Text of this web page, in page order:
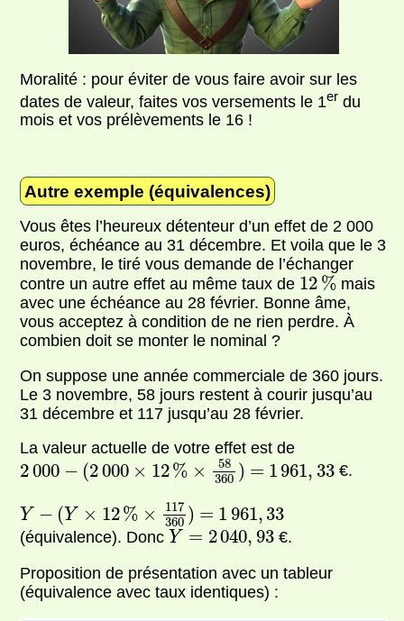
Moralité : pour éviter de vous faire avoir sur les
dates de valeur, faites vos versements le 1er du
mois et vos prélèvements le 16 !
Autre exemple (équivalences)
Vous êtes l’heureux détenteur d’un effet de 2 000
euros, échéance au 31 décembre. Et voila que le 3
novembre, le tiré vous demande de l’échanger
contre un autre effet au même taux de 12 %
12%mais
avec une échéance au 28 février. Bonne âme,
vous acceptez à condition de ne rien perdre. À
combien doit se monter le nominal ?
On suppose une année commerciale de 360 jours.
Le 3 novembre, 58 jours restent à courir jusqu’au
31 décembre et 117 jusqu’au 28 février.
La valeur actuelle de votre effet est de
2000 − (2000 × 12% ×
58
360 )
2000−(2000×12% ×58360)
=
= 1 961, 33
1 961 33€.
Y − (Y × 12% ×
117
360 )
Y− Y×12 % 117 360 )
=
= 1 961, 33
1 961 ,33
(équivalence). Donc Y = 2040, 93
Y= 040,93
€.
Proposition de présentation avec un tableur
(équivalence avec taux identiques) :